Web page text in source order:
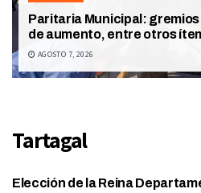
Paritaria Municipal:
de aumento, entre otros
AGOSTO 7, 2026
Tartagal
Elección de la Reina